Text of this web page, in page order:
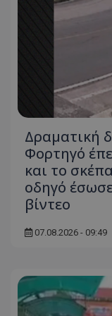
Δραματική
Φορτηγό
και το
οδηγό
βίντεο
07.08.2026 - 09:49